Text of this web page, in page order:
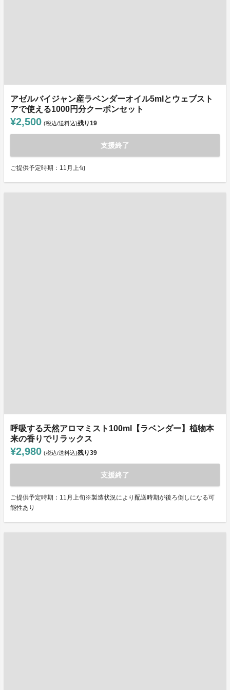
アゼルバイジャン産ラベンダーオイル5mlとウェブスト
アで使える1000円分クーポンセット
¥2,500 (税込/送料込)残り19
支援終了
ご提供予定時期：11月上旬
呼吸する天然アロマミスト100ml【ラベンダー】植物本
来の香りでリラックス
¥2,980 (税込/送料込)残り39
支援終了
ご提供予定時期：11月上旬※製造状況により配送時期が後ろ倒しになる可
能性あり